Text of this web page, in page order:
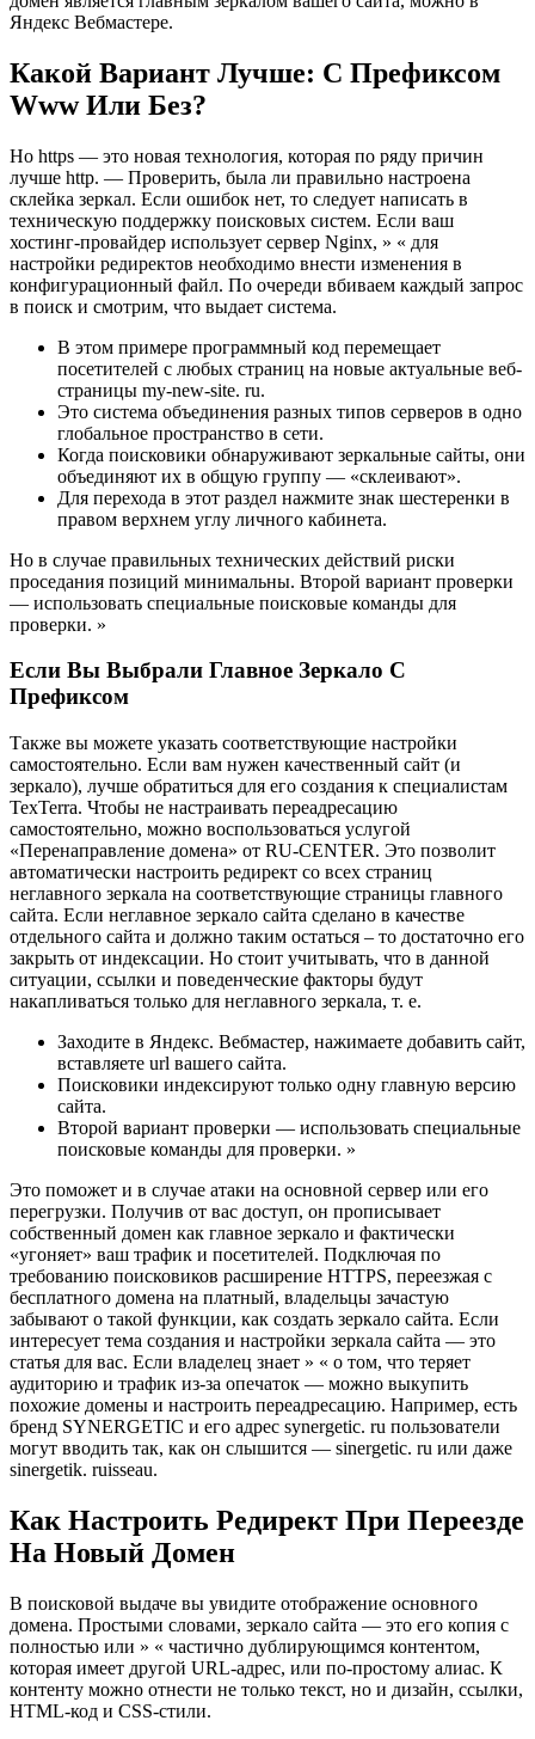
Яндекс Вебмастере.
Какой Вариант Лучше: С Префиксом
Www Или Без?
Но https — это новая технология, которая по ряду причин
лучше http. — Проверить, была ли правильно настроена
склейка зеркал. Если ошибок нет, то следует написать в
техническую поддержку поисковых систем. Если ваш
хостинг-провайдер использует сервер Nginx, » « для
настройки редиректов необходимо внести изменения в
конфигурационный файл. По очереди вбиваем каждый запрос
в поиск и смотрим, что выдает система.
В этом примере программный код перемещает
посетителей с любых страниц на новые актуальные веб-
страницы my-new-site. ru.
Это система объединения разных типов серверов в одно
глобальное пространство в сети.
Когда поисковики обнаруживают зеркальные сайты, они
объединяют их в общую группу — «склеивают».
Для перехода в этот раздел нажмите знак шестеренки в
правом верхнем углу личного кабинета.
Но в случае правильных технических действий риски
проседания позиций минимальны. Второй вариант проверки
— использовать специальные поисковые команды для
проверки. »
Если Вы Выбрали Главное Зеркало С
Префиксом
Также вы можете указать соответствующие настройки
самостоятельно. Если вам нужен качественный сайт (и
зеркало), лучше обратиться для его создания к специалистам
TexTerra. Чтобы не настраивать переадресацию
самостоятельно, можно воспользоваться услугой
«Перенаправление домена» от RU-CENTER. Это позволит
автоматически настроить редирект со всех страниц
неглавного зеркала на соответствующие страницы главного
сайта. Если неглавное зеркало сайта сделано в качестве
отдельного сайта и должно таким остаться – то достаточно его
закрыть от индексации. Но стоит учитывать, что в данной
ситуации, ссылки и поведенческие факторы будут
накапливаться только для неглавного зеркала, т. е.
Заходите в Яндекс. Вебмастер, нажимаете добавить сайт,
вставляете url вашего сайта.
Поисковики индексируют только одну главную версию
сайта.
Второй вариант проверки — использовать специальные
поисковые команды для проверки. »
Это поможет и в случае атаки на основной сервер или его
перегрузки. Получив от вас доступ, он прописывает
собственный домен как главное зеркало и фактически
«угоняет» ваш трафик и посетителей. Подключая по
требованию поисковиков расширение HTTPS, переезжая с
бесплатного домена на платный, владельцы зачастую
забывают о такой функции, как создать зеркало сайта. Если
интересует тема создания и настройки зеркала сайта — это
статья для вас. Если владелец знает » « о том, что теряет
аудиторию и трафик из-за опечаток — можно выкупить
похожие домены и настроить переадресацию. Например, есть
бренд SYNERGETIC и его адрес synergetic. ru пользователи
могут вводить так, как он слышится — sinergetic. ru или даже
sinergetik. ruisseau.
Как Настроить Редирект При Переезде
На Новый Домен
В поисковой выдаче вы увидите отображение основного
домена. Простыми словами, зеркало сайта — это его копия с
полностью или » « частично дублирующимся контентом,
которая имеет другой URL-адрес, или по-простому алиас. К
контенту можно отнести не только текст, но и дизайн, ссылки,
HTML-код и CSS-стили.